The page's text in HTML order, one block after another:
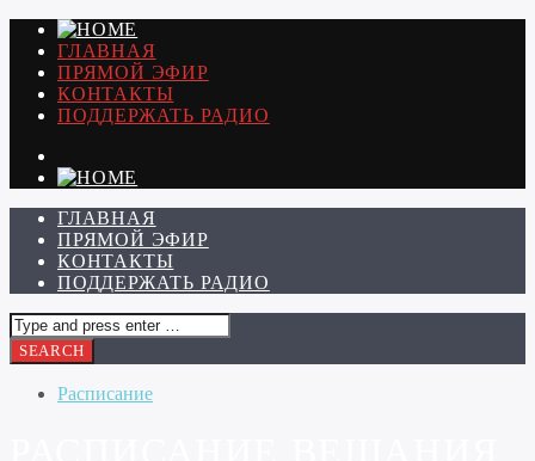
ГЛАВНАЯ
ПРЯМОЙ ЭФИР
КОНТАКТЫ
ПОДДЕРЖАТЬ РАДИО
ГЛАВНАЯ
ПРЯМОЙ ЭФИР
КОНТАКТЫ
ПОДДЕРЖАТЬ РАДИО
Расписание